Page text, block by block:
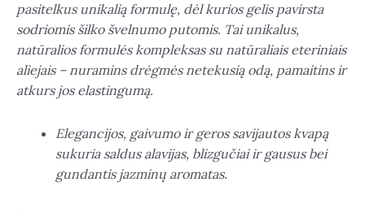
pasitelkus unikalią formulę, dėl kurios gelis pavirsta
sodriomis šilko švelnumo putomis. Tai unikalus,
natūralios formulės kompleksas su natūraliais eteriniais
aliejais – nuramins drėgmės netekusią odą, pamaitins ir
atkurs jos elastingumą.
Elegancijos, gaivumo ir geros savijautos kvapą
sukuria saldus alavijas, blizgučiai ir gausus bei
gundantis jazminų aromatas.